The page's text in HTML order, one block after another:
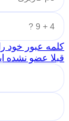
کلمه عبور خود
قبلا عضو نشده